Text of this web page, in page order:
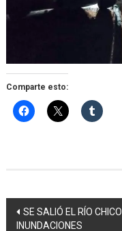
Comparte esto:
Navegación
SE SALIÓ EL RÍO
INUNDACIONES